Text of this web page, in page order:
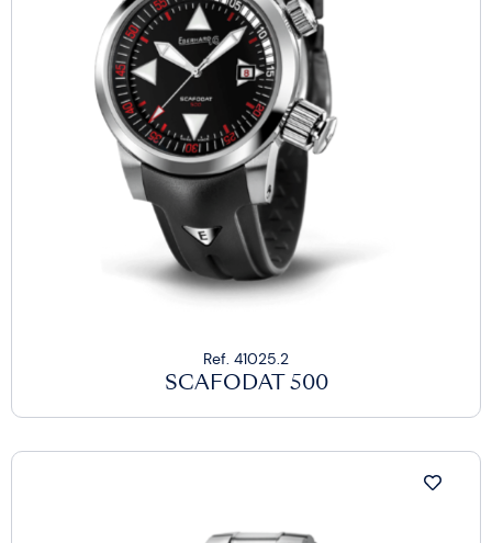
Ref. 41025.2
SCAFODAT 500